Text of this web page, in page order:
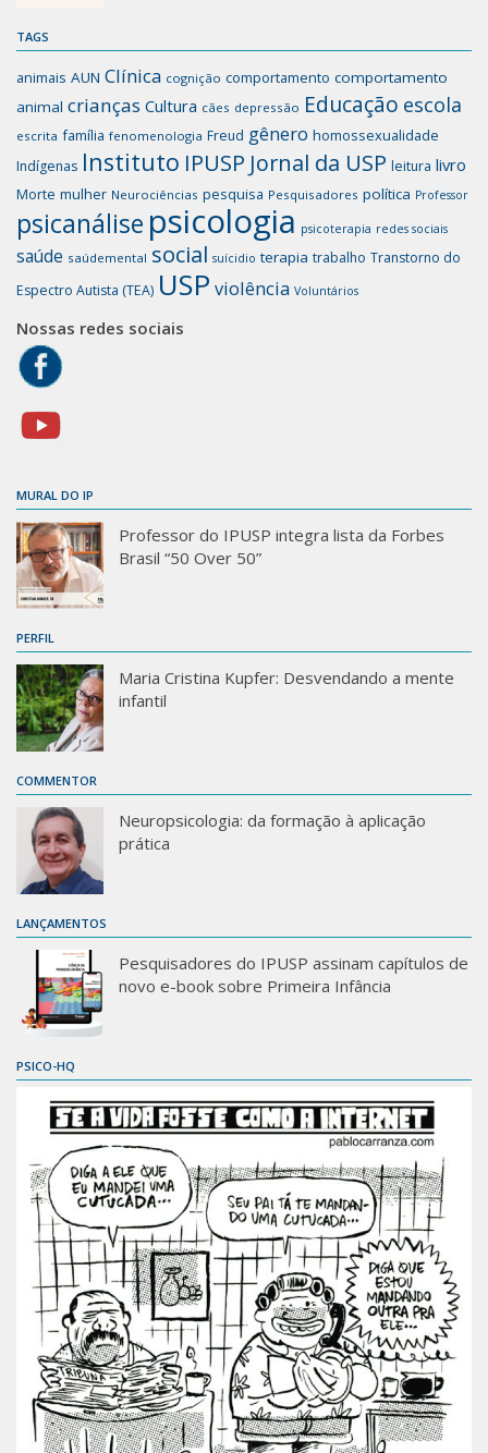
TAGS
animais AUN Clínica cognição comportamento comportamento
animal crianças Cultura cães depressão Educação escola
escrita família fenomenologia Freud gênero homossexualidade
Indígenas Instituto IPUSP Jornal da USP leitura livro
Morte mulher Neurociências pesquisa Pesquisadores política Professor
psicanálise psicologia psicoterapia redes sociais
saúde saúdemental social suícidio terapia trabalho Transtorno do
Espectro Autista (TEA) USP violência Voluntários
Nossas redes sociais
MURAL DO IP
Professor do IPUSP integra lista da Forbes
Brasil “50 Over 50”
PERFIL
Maria Cristina Kupfer: Desvendando a mente
infantil
COMMENTOR
Neuropsicologia: da formação à aplicação
prática
LANÇAMENTOS
Pesquisadores do IPUSP assinam capítulos de
novo e-book sobre Primeira Infância
PSICO-HQ